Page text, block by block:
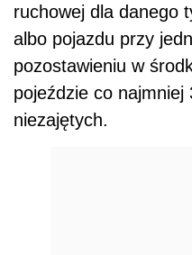
ruchowej dla danego
albo pojazdu przy
pozostawieniu w
pojeździe co
niezajętych.